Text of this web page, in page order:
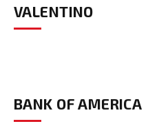
VALENTINO
BANK OF AMERICA